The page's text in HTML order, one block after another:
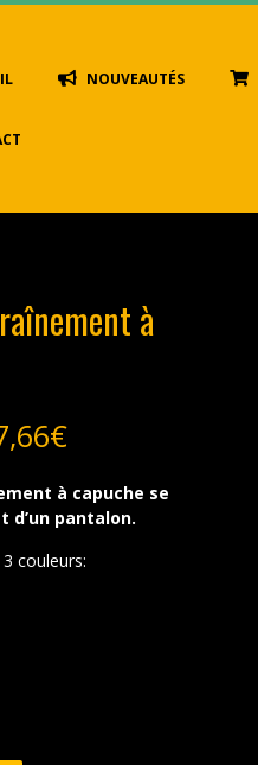
NOUVEAUTÉS
à
€Plage
de
prix :
287,66€
à
297,66€
à capuche se
d’un pantalon.
couleurs: